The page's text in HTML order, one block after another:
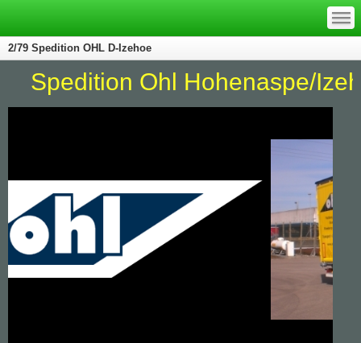
—
—
—
2/79 Spedition OHL D-Izehoe
Ohl Hohenaspe/Izehoe